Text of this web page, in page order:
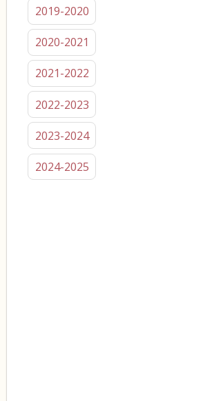
2019-2020
2020-2021
2021-2022
2022-2023
2023-2024
2024-2025